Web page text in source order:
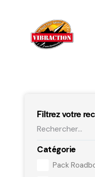
Filtrez votre
Catégorie
Pack